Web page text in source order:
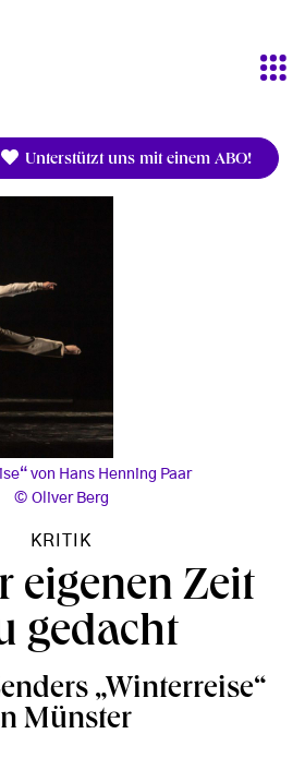
Unterstützt uns mit einem ABO!
von Hans Henning Paar
Oliver Berg
KRITIK
eigenen Zeit
gedacht
„Winterreise“
Münster